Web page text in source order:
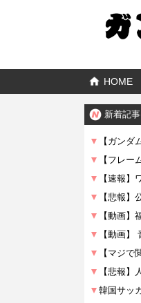
HOME
新着記事